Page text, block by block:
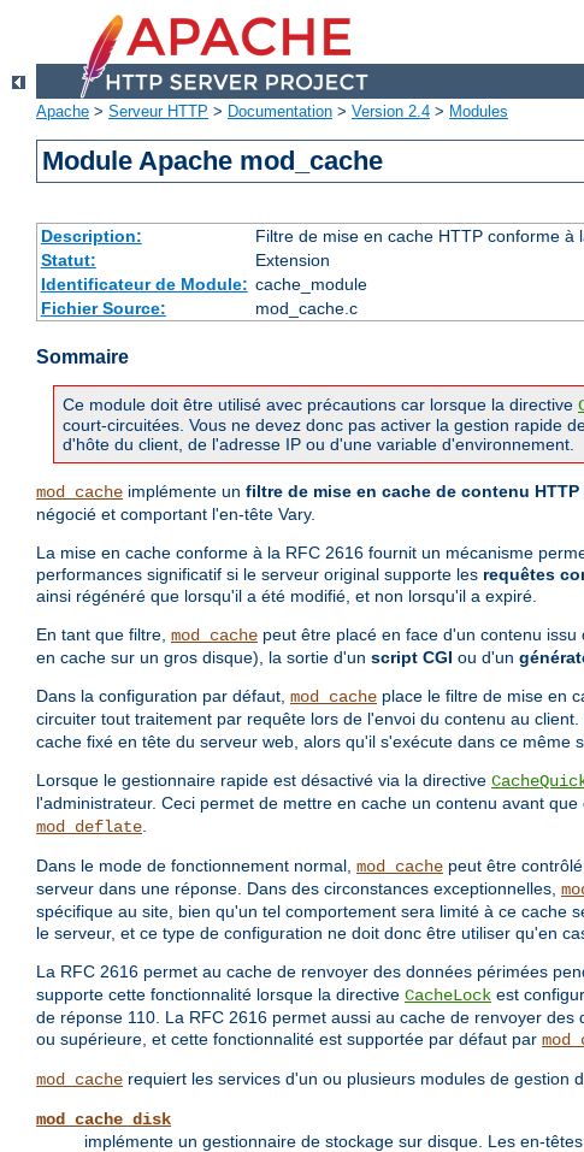
Apache > Serveur HTTP > Documentation > Version 2.4 > Modules
Module Apache mod_cache
Description:
Filtre de mise en cache HTTP conforme à
Statut:
Extension
Identificateur de Module: cache_module
Fichier Source:
mod_cache.c
Sommaire
Ce module doit être utilisé avec précautions car lorsque la directive
court-circuitées. Vous ne devez donc pas activer la gestion rapide
d'hôte du client, de l'adresse IP ou d'une variable d'environnement.
mod_cache implémente un filtre de mise en cache de contenu HTTP
négocié et comportant l'en-tête Vary.
La mise en cache conforme à la RFC 2616 fournit un mécanisme
performances significatif si le serveur original supporte les requêtes
ainsi régénéré que lorsqu'il a été modifié, et non lorsqu'il a expiré.
En tant que filtre, mod_cache peut être placé en face d'un contenu
en cache sur un gros disque), la sortie d'un script CGI ou d'un
Dans la configuration par défaut, mod_cache place le filtre de mise en
circuiter tout traitement par requête lors de l'envoi du contenu au client.
cache fixé en tête du serveur web, alors qu'il s'exécute dans ce même
Lorsque le gestionnaire rapide est désactivé via la directive
l'administrateur. Ceci permet de mettre en cache un contenu avant
mod_deflate
Dans le mode de fonctionnement normal, mod_cache peut être
serveur dans une réponse. Dans des circonstances exceptionnelles,
spécifique au site, bien qu'un tel comportement sera limité à ce cache
le serveur, et ce type de configuration ne doit donc être utiliser qu'en
La RFC 2616 permet au cache de renvoyer des données périmées
supporte cette fonctionnalité lorsque la directive CacheLock est
de réponse 110. La RFC 2616 permet aussi au cache de renvoyer
ou supérieure, et cette fonctionnalité est supportée par défaut par
mod_cache requiert les services d'un ou plusieurs modules de gestion
mod_cache_disk
implémente un gestionnaire de stockage sur disque. Les en-